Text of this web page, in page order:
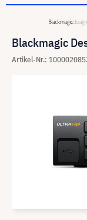
Blackmagic
Artikel-Nr.: